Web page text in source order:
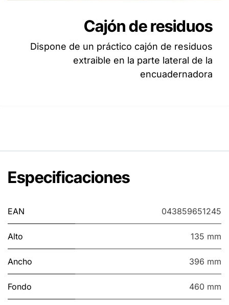
Cajón de residuos
Dispone de un práctico cajón de residuos
extraible en la parte lateral de la
encuadernadora
Especificaciones
EAN 043859651245
Alto 135 mm
Ancho 396 mm
Fondo 460 mm